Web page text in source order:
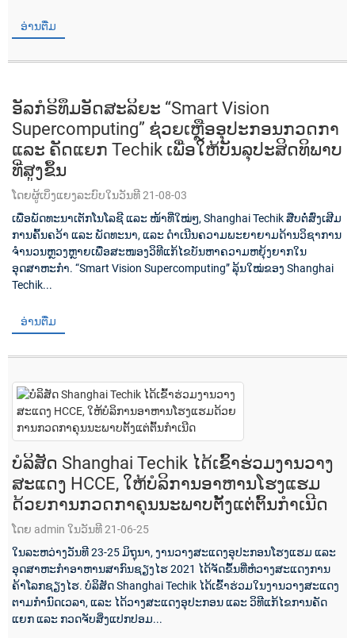
ອ່ານຕື່ມ
ອັລກໍຣິທຶມອັດສະລິຍະ “Smart Vision
Supercomputing” ຊ່ວຍເຫຼືອອຸປະກອນກວດກາ
ແລະ ຄັດແຍກ Techik ເພື່ອໃຫ້ບັນລຸປະສິດທິພາບ
ທີ່ສູງຂຶ້ນ
ໂດຍຜູ້ເບິ່ງແຍງລະບົບໃນວັນທີ 21-08-03
ເພື່ອພັດທະນາເຕັກໂນໂລຊີ ແລະ ໜ້າທີ່ໃໝ່ໆ, Shanghai Techik ສືບຕໍ່ສົ່ງເສີມ
ການຄົ້ນຄວ້າ ແລະ ພັດທະນາ, ແລະ ດຳເນີນຄວາມພະຍາຍາມດ້ານວິຊາການ
ຈຳນວນຫຼວງຫຼາຍເພື່ອສະໜອງວິທີແກ້ໄຂບັນຫາຄວາມຫຍຸ້ງຍາກໃນ
ອຸດສາຫະກຳ. “Smart Vision Supercomputing” ລຸ້ນໃໝ່ຂອງ Shanghai
Techik...
ອ່ານຕື່ມ
ບໍລິສັດ Shanghai Techik ໄດ້ເຂົ້າຮ່ວມງານວາງ
ສະແດງ HCCE, ໃຫ້ບໍລິການອາຫານໂຮງແຮມ
ດ້ວຍການກວດກາຄຸນນະພາບຕັ້ງແຕ່ຕົ້ນກຳເນີດ
ໂດຍ admin ໃນວັນທີ 21-06-25
ໃນລະຫວ່າງວັນທີ 23-25 ​​ມິຖຸນາ, ງານວາງສະແດງອຸປະກອນໂຮງແຮມ ແລະ
ອຸດສາຫະກຳອາຫານສາກົນຊຽງໄຮ 2021 ໄດ້ຈັດຂຶ້ນທີ່ຫໍວາງສະແດງການ
ຄ້າໂລກຊຽງໄຮ. ບໍລິສັດ Shanghai Techik ໄດ້ເຂົ້າຮ່ວມໃນງານວາງສະແດງ
ຕາມກຳນົດເວລາ, ແລະ ໄດ້ວາງສະແດງອຸປະກອນ ແລະ ວິທີແກ້ໄຂການຄັດ
ແຍກ ແລະ ກວດຈັບສິ່ງແປກປອມ...